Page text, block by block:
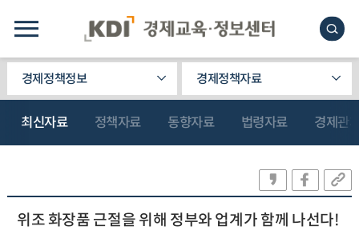
경제정책정보 경제정책자료
최신자료 정책자료 동향자료 법령자료 경제관
위조 화장품 근절을 위해 정부와 업계가 함께 나선다!